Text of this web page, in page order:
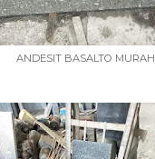
ANDESIT BASALTO MURAH